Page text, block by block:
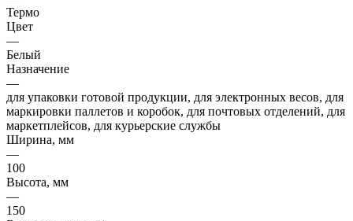
Термо
Цвет
—
Белый
Назначение
—
для упаковки готовой продукции, для электронных весов, для
маркировки паллетов и коробок, для почтовых отделений, для
маркетплейсов, для курьерские службы
Ширина, мм
—
100
Высота, мм
—
150